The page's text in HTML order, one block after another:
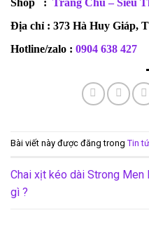
Địa chỉ : 373 Hà Huy Giáp,
Hotline/zalo : 0904 638 427
Bài viết này được đăng trong Tin
Chai xịt kéo dài Strong Men
gì ?